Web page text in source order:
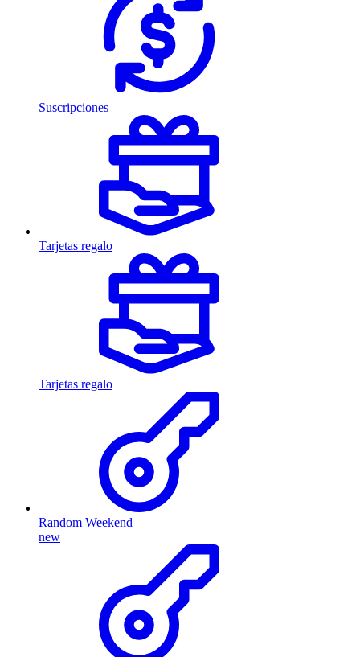
Suscripciones
Tarjetas regalo
Tarjetas regalo
Random Weekend
new